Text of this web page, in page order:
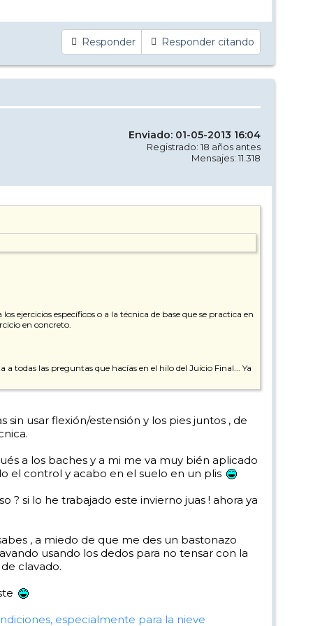
Responder Responder citando
Enviado: 01-05-2013 16:04
Registrado: 18 años antes
Mensajes: 11.318
ejercicios específicos o a la técnica de base que se practica en
en concreto.
todas las preguntas que hacías en el hilo del Juicio Final... Ya
usar flexión/estensión y los pies juntos , de
a los baches y a mi me va muy bién aplicado
el control y acabo en el suelo en un plis
? si lo he trabajado este invierno juas ! ahora ya
, a miedo de que me des un bastonazo
usando los dedos para no tensar con la
clavado.
especialmente para la nieve